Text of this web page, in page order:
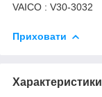
VAICO : V30-3032
Приховати
Характеристики